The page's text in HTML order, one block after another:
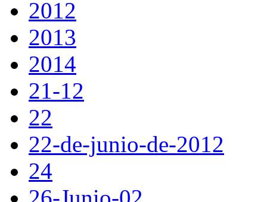
2012
2013
2014
21-12
22
22-de-junio-de-2012
24